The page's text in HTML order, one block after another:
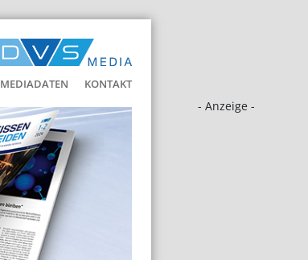
MEDIADATEN KONTAKT
- Anzeige -